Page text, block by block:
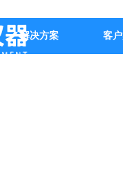
解决方案 客